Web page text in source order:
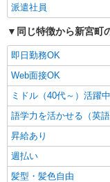
派遣社員
同じ特徴から新宮町
即日勤務OK
Web面接OK
ミドル（40代～）活躍中
語学力を活かせる（英語
昇給あり
週払い
髪型・髪色自由